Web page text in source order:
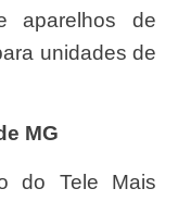
aparelhos de
unidades de
MG